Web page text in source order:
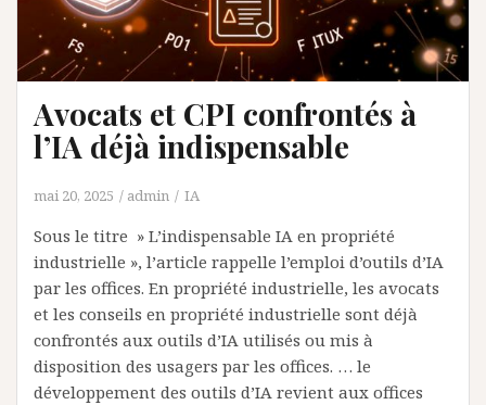
Avocats et CPI confrontés à
l’IA déjà indispensable
mai 20, 2025 admin IA
Sous le titre » L’indispensable IA en propriété
industrielle », l’article rappelle l’emploi d’outils d’IA
par les offices. En propriété industrielle, les avocats
et les conseils en propriété industrielle sont déjà
confrontés aux outils d’IA utilisés ou mis à
disposition des usagers par les offices. … le
développement des outils d’IA revient aux offices